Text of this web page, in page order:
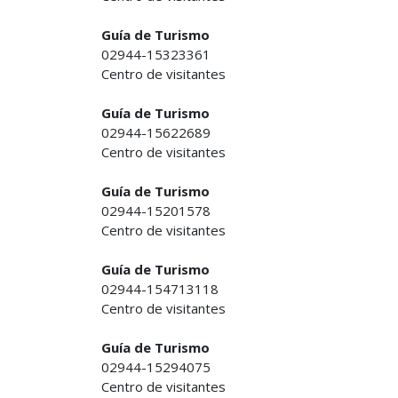
Guía de Turismo
02944-15323361
Centro de visitantes
Guía de Turismo
02944-15622689
Centro de visitantes
Guía de Turismo
02944-15201578
Centro de visitantes
Guía de Turismo
02944-154713118
Centro de visitantes
Guía de Turismo
02944-15294075
Centro de visitantes